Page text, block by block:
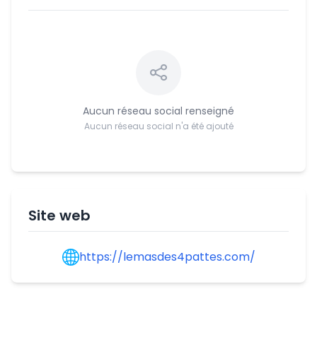
Aucun réseau social renseigné
Aucun réseau social n'a été ajouté
Site web
https://lemasdes4pattes.com/